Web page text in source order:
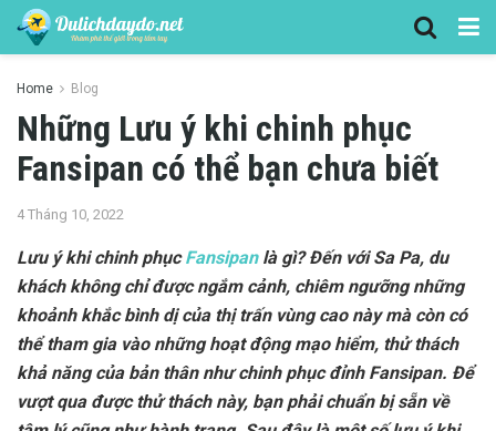
Home Blog
Những Lưu ý khi chinh phục
Fansipan có thể bạn chưa biết
4 Tháng 10, 2022
Lưu ý khi chinh phụcFansipanlà gì? Đến với Sa Pa, du
khách không chỉ được ngắm cảnh, chiêm ngưỡng những
khoảnh khắc bình dị của thị trấn vùng cao này mà còn có
thể tham gia vào những hoạt động mạo hiểm, thử thách
khả năng của bản thân như chinh phục đỉnh Fansipan. Để
vượt qua được thử thách này, bạn phải chuẩn bị sẵn về